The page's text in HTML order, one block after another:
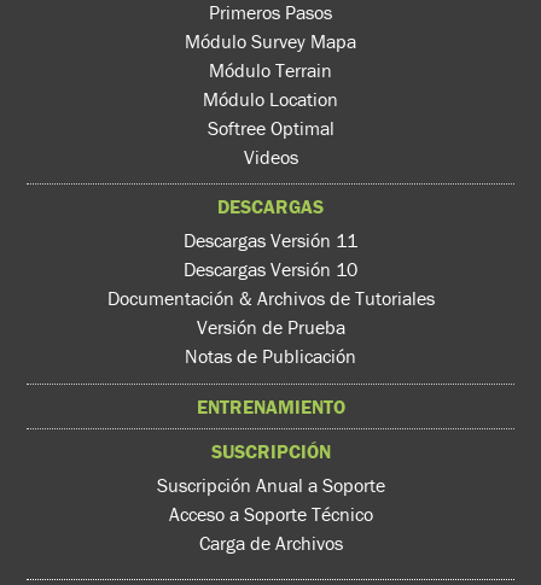
Primeros Pasos
Módulo Survey Mapa
Módulo Terrain
Módulo Location
Softree Optimal
Videos
DESCARGAS
Descargas Versión 11
Descargas Versión 10
Documentación & Archivos de Tutoriales
Versión de Prueba
Notas de Publicación
ENTRENAMIENTO
SUSCRIPCIÓN
Suscripción Anual a Soporte
Acceso a Soporte Técnico
Carga de Archivos